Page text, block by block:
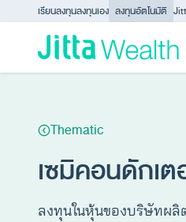
Skip to content - ข้ามไปที่เนื้อหา
เรียนลงทุนลงทุนเอง ลงทุนอัตโนมัติ
Thematic
เซมิคอนดักเ
ลงทุนในหุ้นของบริษัทผลิ